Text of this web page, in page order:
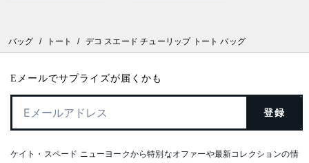
バッグ / トート / デコ スエード チューリップ トート バッグ
Eメールでサプライズが届くかも
登録
ケイト・スペード ニューヨークから特別なオファーや最新コレクションの情